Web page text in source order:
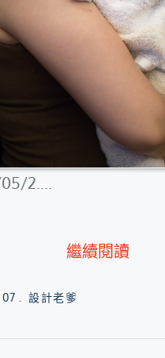
2....
繼續閱讀
設計老爹